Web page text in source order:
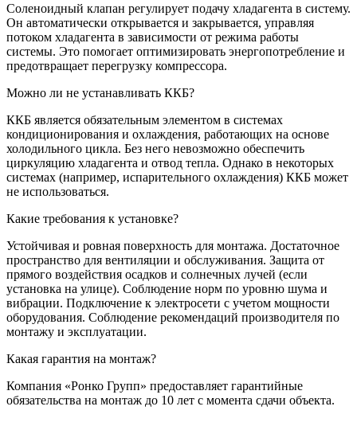
Соленоидный клапан регулирует подачу хладагента в систему.
Он автоматически открывается и закрывается, управляя
потоком хладагента в зависимости от режима работы
системы. Это помогает оптимизировать энергопотребление и
предотвращает перегрузку компрессора.
Можно ли не устанавливать ККБ?
ККБ является обязательным элементом в системах
кондиционирования и охлаждения, работающих на основе
холодильного цикла. Без него невозможно обеспечить
циркуляцию хладагента и отвод тепла. Однако в некоторых
системах (например, испарительного охлаждения) ККБ может
не использоваться.
Какие требования к установке?
Устойчивая и ровная поверхность для монтажа. Достаточное
пространство для вентиляции и обслуживания. Защита от
прямого воздействия осадков и солнечных лучей (если
установка на улице). Соблюдение норм по уровню шума и
вибрации. Подключение к электросети с учетом мощности
оборудования. Соблюдение рекомендаций производителя по
монтажу и эксплуатации.
Какая гарантия на монтаж?
Компания «Ронко Групп» предоставляет гарантийные
обязательства на монтаж до 10 лет с момента сдачи объекта.